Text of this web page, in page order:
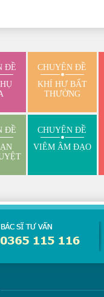
ĐỀ
CHUYÊN ĐỀ
KHÍ HƯ BẤT
THƯỜNG
ĐỀ
CHUYÊN ĐỀ
VIÊM ÂM ĐẠO